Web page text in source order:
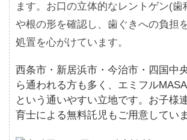
ます。お口の立体的なレントゲン(歯
や根の形を確認し、歯ぐきへの負担
処置を心がけています。
西条市・新居浜市・今治市・四国中
ら通われる方も多く、エミフル
という通いやすい立地です。お子様
育士による無料託児もご用意していま